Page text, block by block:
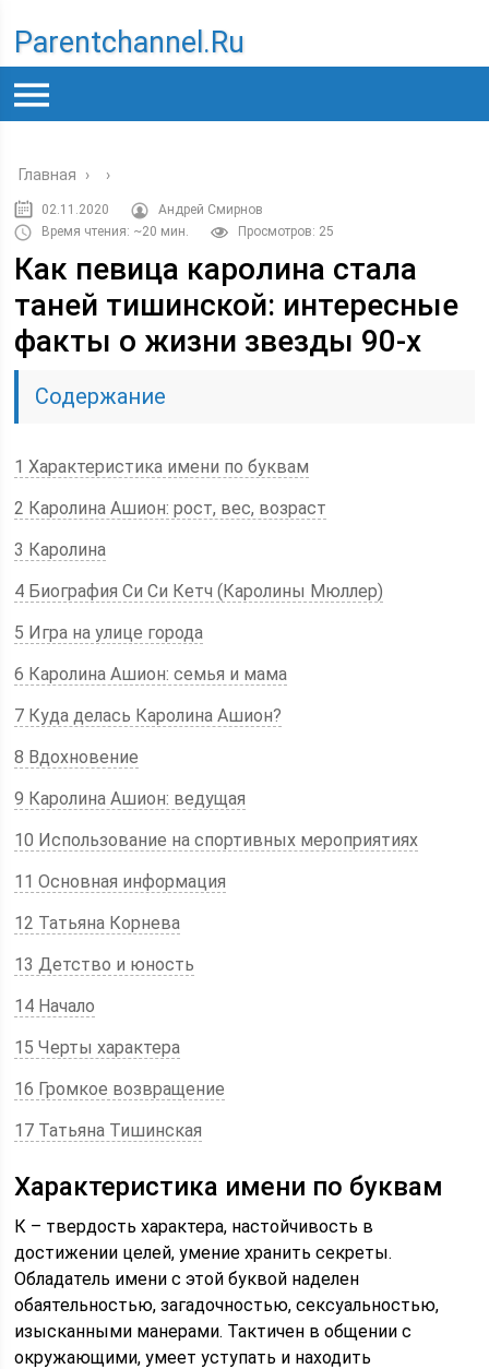
Parentchannel.ru
Главная › ›
02.11.2020
Андрей Смирнов
Время чтения: ~20 мин.
Просмотров: 25
Как певица каролина стала
таней тишинской: интересные
факты о жизни звезды 90-х
Содержание
1 Характеристика имени по буквам
2 Каролина Ашион: рост, вес, возраст
3 Каролина
4 Биография Си Си Кетч (Каролины Мюллер)
5 Игра на улице города
6 Каролина Ашион: семья и мама
7 Куда делась Каролина Ашион?
8 Вдохновение
9 Каролина Ашион: ведущая
10 Использование на спортивных мероприятиях
11 Основная информация
12 Татьяна Корнева
13 Детство и юность
14 Начало
15 Черты характера
16 Громкое возвращение
17 Татьяна Тишинская
Характеристика имени по буквам
К – твердость характера, настойчивость в
достижении целей, умение хранить секреты.
Обладатель имени с этой буквой наделен
обаятельностью, загадочностью, сексуальностью,
изысканными манерами. Тактичен в общении с
окружающими, умеет уступать и находить